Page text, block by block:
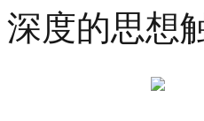
深度的思想